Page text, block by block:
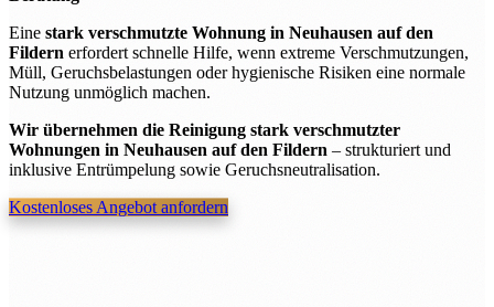
Eine stark verschmutzte Wohnung in Neuhausen auf den
Fildern erfordert schnelle Hilfe, wenn extreme Verschmutzungen,
Müll, Geruchsbelastungen oder hygienische Risiken eine normale
Nutzung unmöglich machen.
Wir übernehmen die Reinigung stark verschmutzter
Wohnungen in Neuhausen auf den Fildern– strukturiert und
inklusive Entrümpelung sowie Geruchsneutralisation.
Kostenloses Angebot anfordern